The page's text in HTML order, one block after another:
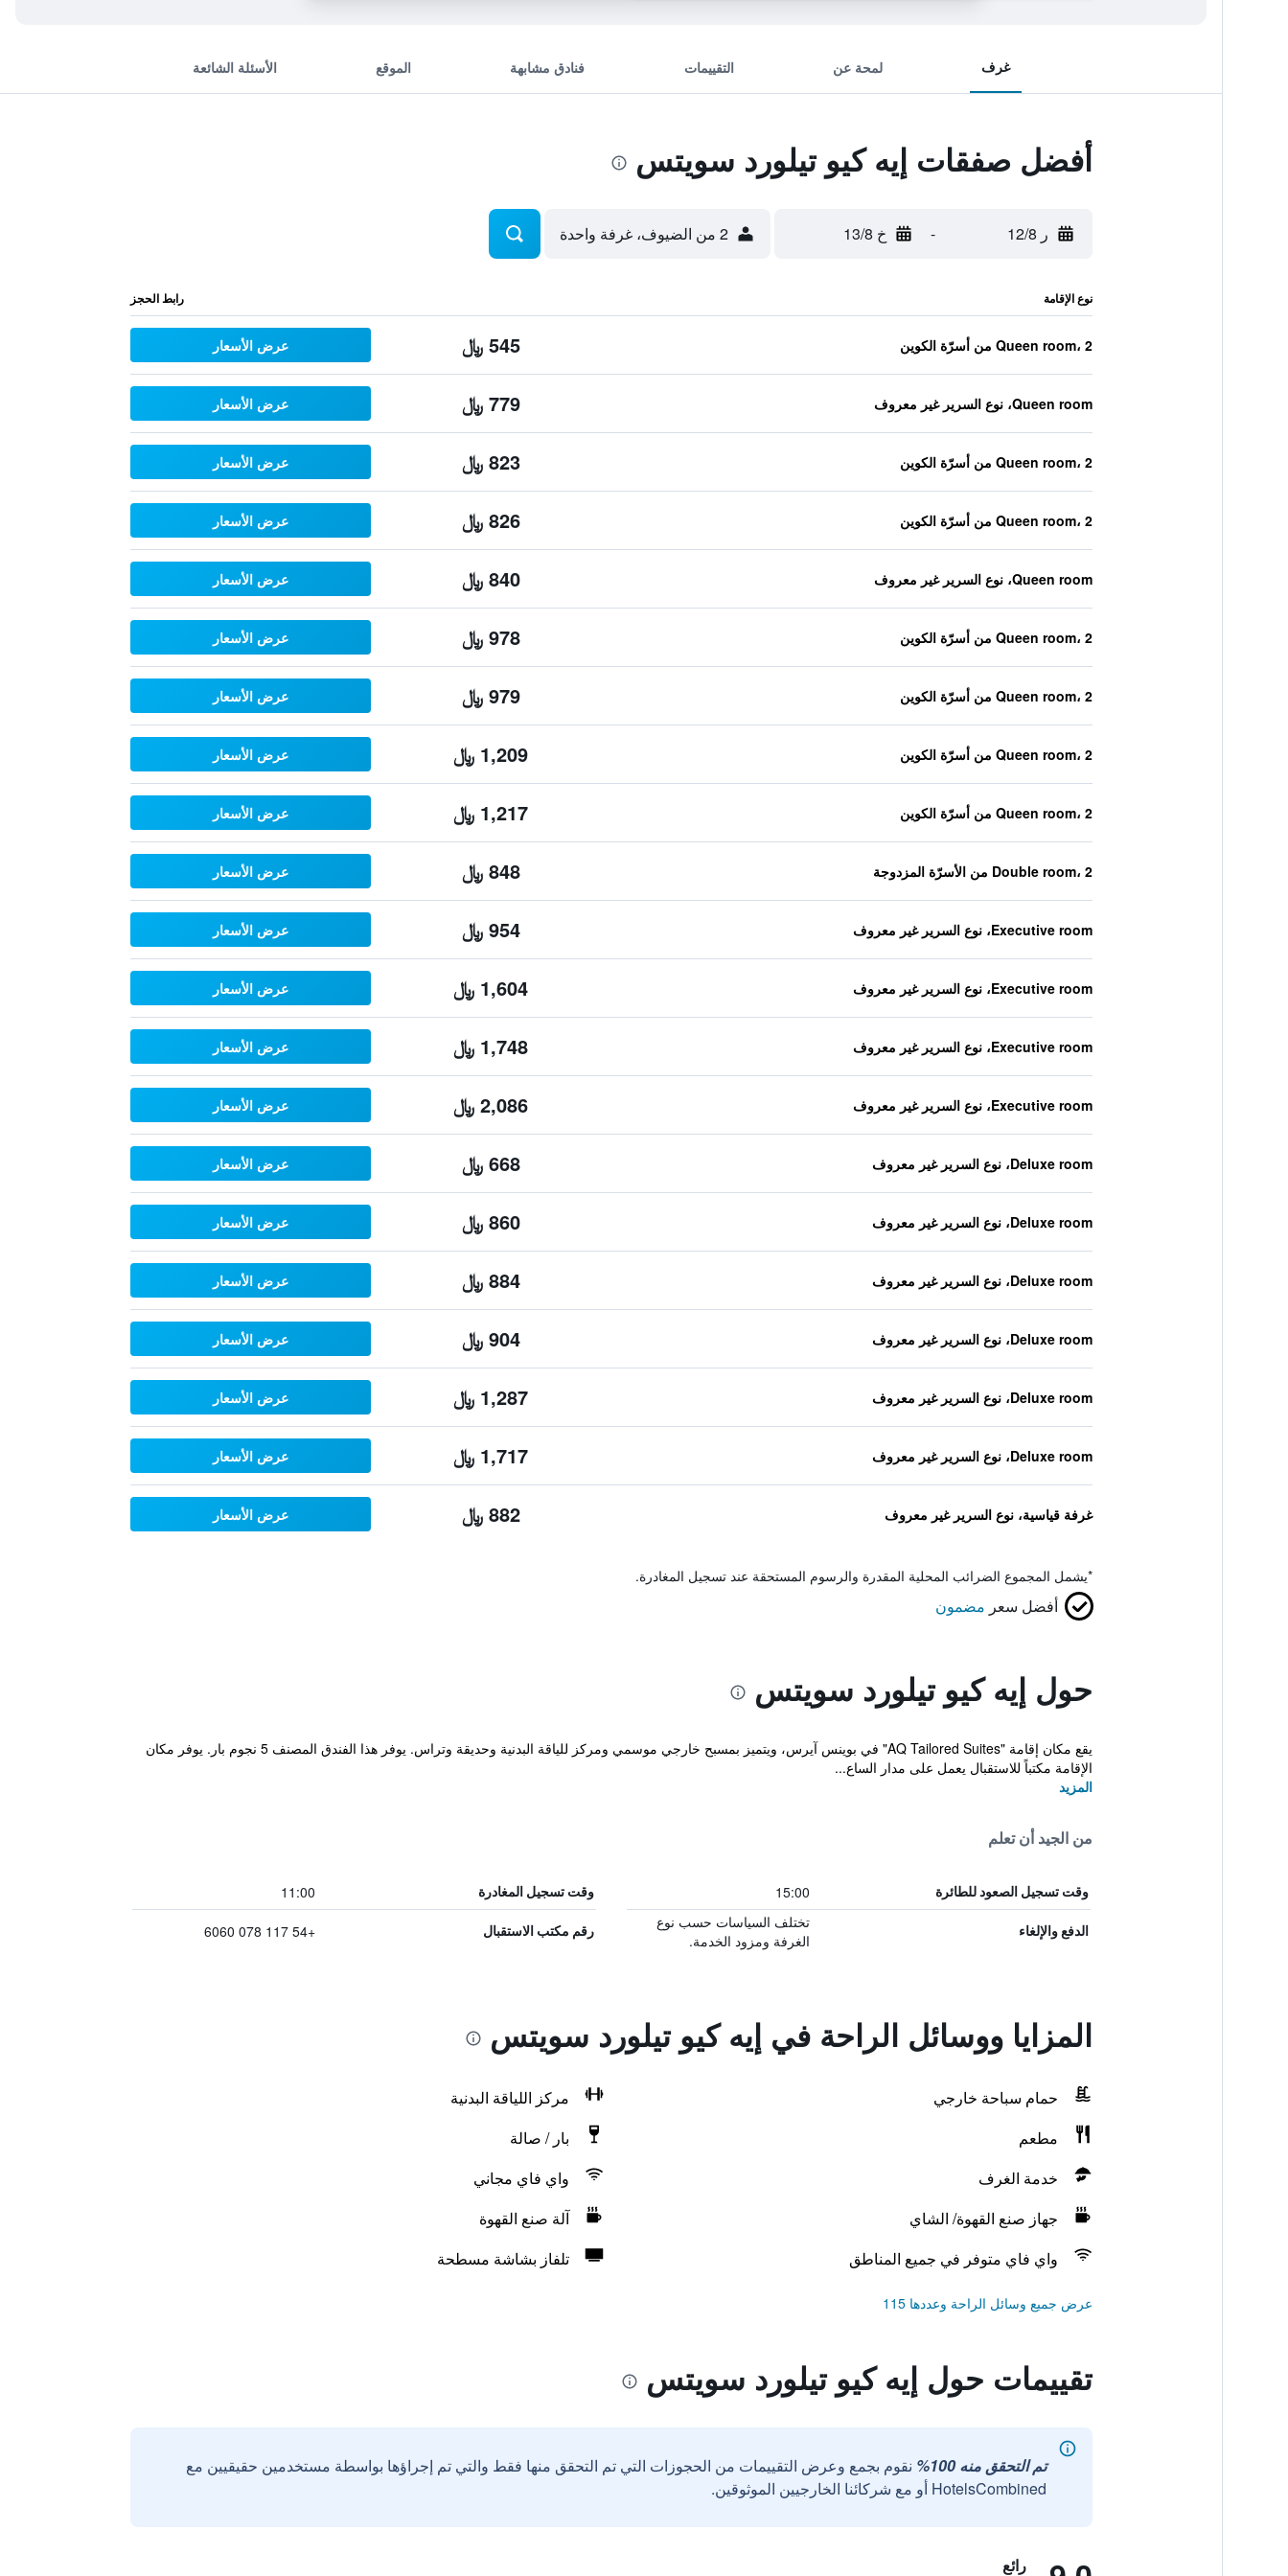
غرف لمحة عن التقييمات فنادق مشابهة الموقع الأسئلة الشائعة
أفضل صفقات إيه كيو تيلورد سويتس
ر 12/8 - خ 13/8 2 من الضيوف، غرفة واحدة
نوع الإقامة رابط الحجز
Queen room، 2 من أسرّة الكوين 545 ﷼ عرض الأسعار
Queen room، نوع السرير غير معروف 779 ﷼ عرض الأسعار
Queen room، 2 من أسرّة الكوين 823 ﷼ عرض الأسعار
Queen room، 2 من أسرّة الكوين 826 ﷼ عرض الأسعار
Queen room، نوع السرير غير معروف 840 ﷼ عرض الأسعار
Queen room، 2 من أسرّة الكوين 978 ﷼ عرض الأسعار
Queen room، 2 من أسرّة الكوين 979 ﷼ عرض الأسعار
Queen room، 2 من أسرّة الكوين 1,209 ﷼ عرض الأسعار
Queen room، 2 من أسرّة الكوين 1,217 ﷼ عرض الأسعار
Double room، 2 من الأسرّة المزدوجة 848 ﷼ عرض الأسعار
Executive room، نوع السرير غير معروف 954 ﷼ عرض الأسعار
Executive room، نوع السرير غير معروف 1,604 ﷼ عرض الأسعار
Executive room، نوع السرير غير معروف 1,748 ﷼ عرض الأسعار
Executive room، نوع السرير غير معروف 2,086 ﷼ عرض الأسعار
Deluxe room، نوع السرير غير معروف 668 ﷼ عرض الأسعار
Deluxe room، نوع السرير غير معروف 860 ﷼ عرض الأسعار
Deluxe room، نوع السرير غير معروف 884 ﷼ عرض الأسعار
Deluxe room، نوع السرير غير معروف 904 ﷼ عرض الأسعار
Deluxe room، نوع السرير غير معروف 1,287 ﷼ عرض الأسعار
Deluxe room، نوع السرير غير معروف 1,717 ﷼ عرض الأسعار
غرفة قياسية، نوع السرير غير معروف 882 ﷼ عرض الأسعار
*يشمل المجموع الضرائب المحلية المقدرة والرسوم المستحقة عند تسجيل المغادرة.
أفضل سعر مضمون
حول إيه كيو تيلورد سويتس
يقع مكان إقامة "AQ Tailored Suites" في بوينس آيرس، ويتميز بمسبح خارجي موسمي ومركز للياقة البدنية وحديقة وتراس. يوفر هذا الفندق المصنف 5 نجوم بار. يوفر مكان
الإقامة مكتباً للاستقبال يعمل على مدار الساع...
المزيد
من الجيد أن تعلم
وقت تسجيل الصعود للطائرة 15:00 وقت تسجيل المغادرة 11:00
الدفع والإلغاء
تختلف السياسات حسب نوع
الغرفة ومزود الخدمة.
رقم مكتب الاستقبال +54 117 078 6060
المزايا ووسائل الراحة في إيه كيو تيلورد سويتس
حمام سباحة خارجي
مركز اللياقة البدنية
مطعم
بار / صالة
خدمة الغرف
واي فاي مجاني
جهاز صنع القهوة/ الشاي
آلة صنع القهوة
واي فاي متوفر في جميع المناطق
تلفاز بشاشة مسطحة
عرض جميع وسائل الراحة وعددها 115
تقييمات حول إيه كيو تيلورد سويتس
تم التحقق منه 100%
نقوم بجمع وعرض التقييمات من الحجوزات التي تم التحقق منها فقط والتي تم إجراؤها بواسطة مستخدمين حقيقيين مع
HotelsCombined أو مع شركائنا الخارجيين الموثوقين.
رائع